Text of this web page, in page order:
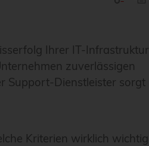
Ihrer IT-Infrastruktur
zuverlässigen
Support-Dienstleister sorgt
Kriterien wirklich wichtig